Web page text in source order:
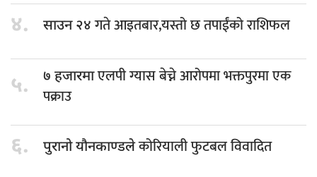
४. साउन २४गते आइतबार,यस्तो छ तपाईंको राशिफल
५. ७ हजारमाएलपी ग्यास बेच्ने आरोपमा भक्तपुरमा एक
पक्राउ
६. पुरानो यौनकाण्डलेकोरियाली फुटबल विवादित